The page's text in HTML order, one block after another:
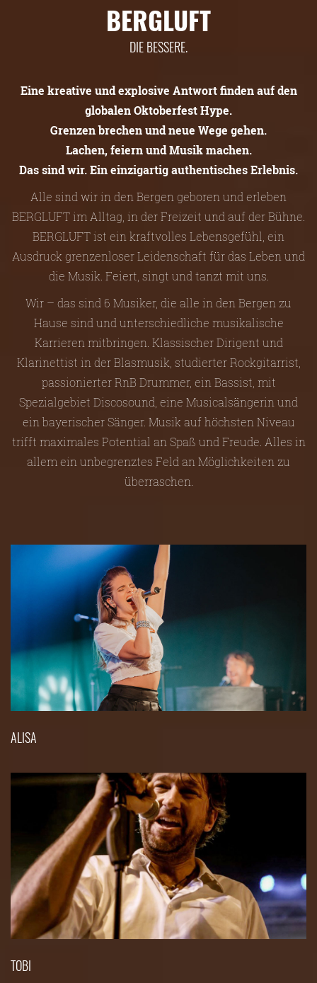
BERGLUFT
DIE BESSERE.
Eine kreative und explosive Antwort finden auf den
globalen Oktoberfest Hype.
Grenzen brechen und neue Wege gehen.
Lachen, feiern und Musik machen.
Das sind wir. Ein einzigartig authentisches Erlebnis.
Alle sind wir in den Bergen geboren und erleben
BERGLUFT im Alltag, in der Freizeit und auf der Bühne.
BERGLUFT ist ein kraftvolles Lebensgefühl, ein
Ausdruck grenzenloser Leidenschaft für das Leben und
die Musik. Feiert, singt und tanzt mit uns.
Wir – das sind 6 Musiker, die alle in den Bergen zu
Hause sind und unterschiedliche musikalische
Karrieren mitbringen. Klassischer Dirigent und
Klarinettist in der Blasmusik, studierter Rockgitarrist,
passionierter RnB Drummer, ein Bassist, mit
Spezialgebiet Discosound, eine Musicalsängerin und
ein bayerischer Sänger. Musik auf höchsten Niveau
trifft maximales Potential an Spaß und Freude. Alles in
allem ein unbegrenztes Feld an Möglichkeiten zu
überraschen.
ALISA
TOBI